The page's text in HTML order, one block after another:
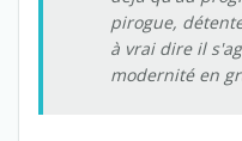
pirogue,
à vrai dire il
modernité en